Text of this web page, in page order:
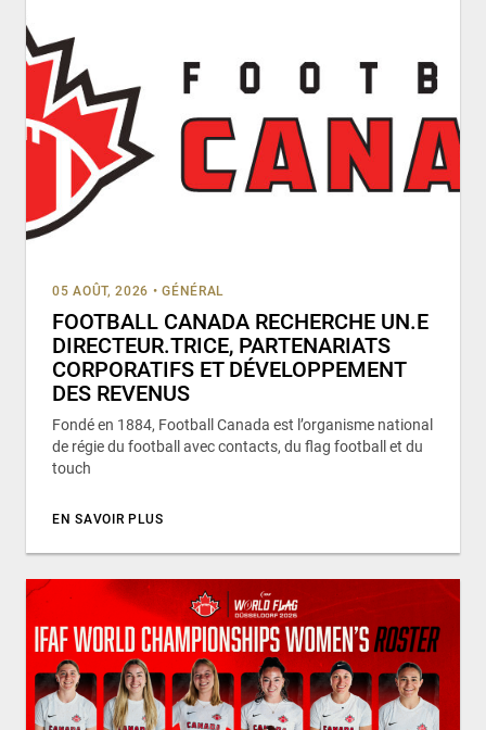
05 AOÛT, 2026 • GÉNÉRAL
FOOTBALL CANADA RECHERCHE UN.E
DIRECTEUR.TRICE, PARTENARIATS
CORPORATIFS ET DÉVELOPPEMENT
DES REVENUS
Fondé en 1884, Football Canada est l’organisme national
de régie du football avec contacts, du flag football et du
touch
EN SAVOIR PLUS